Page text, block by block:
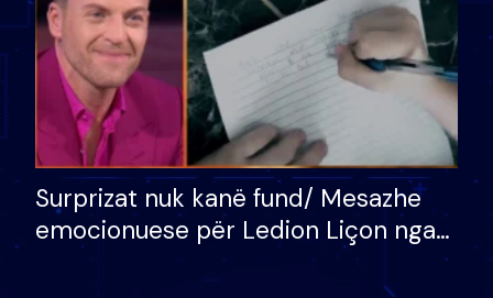
Surprizat nuk kanë fund/ Mesazhe
emocionuese për Ledion Liçon nga